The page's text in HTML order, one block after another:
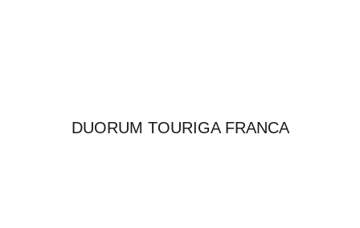
DUORUM TOURIGA FRANCA